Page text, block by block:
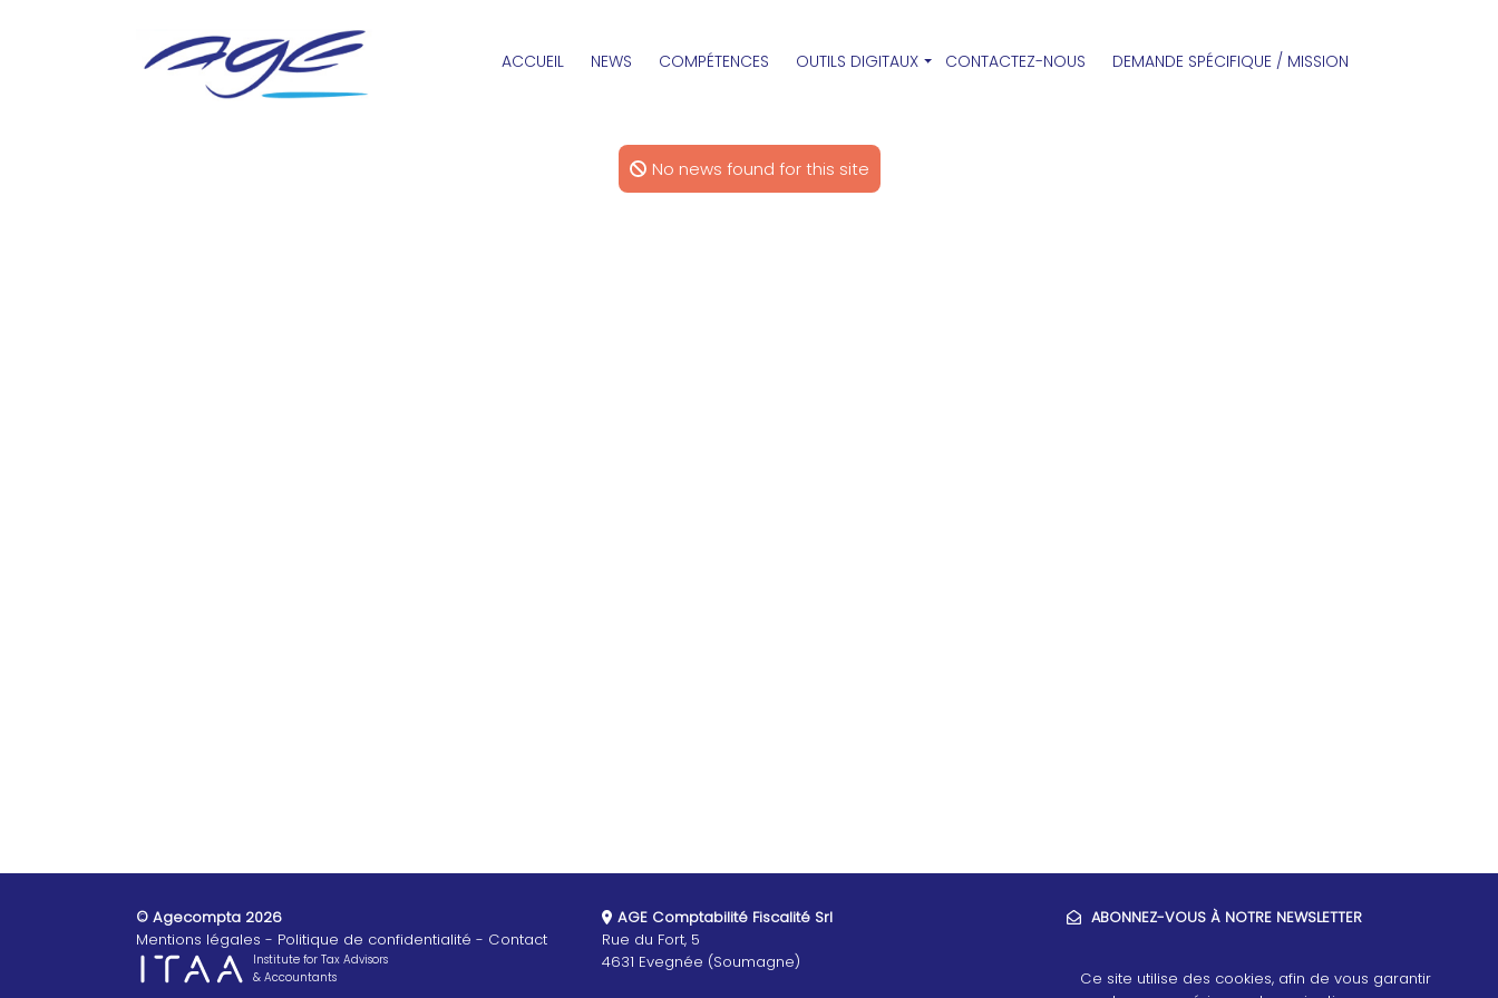
ACCUEIL NEWS COMPÉTENCES OUTILS DIGITAUX CONTACTEZ-NOUS DEMANDE SPÉCIFIQUE / MISSION
No news found for this site
© Agecompta 2026
Mentions légales
Politique de confidentialité Contact
Institute for Tax Advisors
& Accountants
AGE Comptabilité Fiscalité Srl
Rue du Fort, 5
4631 Evegnée (Soumagne)
ABONNEZ-VOUS À NOTRE NEWSLETTER
Ce site utilise des cookies, afin de vous garantir